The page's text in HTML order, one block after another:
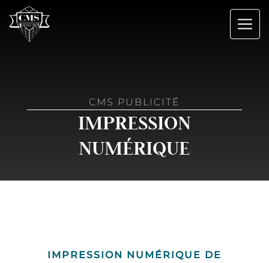
CMS PUBLICITÉ
IMPRESSION
NUMÉRIQUE
IMPRESSION NUMÉRIQUE DE
Panneau de gestion des cookies